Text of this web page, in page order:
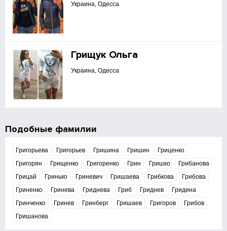
Украина, Одесса
Грищук Ольга
Украина, Одесса
Подобные фамилии
Григорьева Григорьев Гришина Гришин
Гриценко
Григорян
Грищенко Григоренко Грин Гришко
Грибанова
Грицай
Гринько Гриневич Гришаева Грибкова
Грибова
Гриненко
Гринева Гриднева Гриб Гриднев
Гридина
Гринченко
Гринев Гринберг Гришаев Григоров
Грибов
Гришанова